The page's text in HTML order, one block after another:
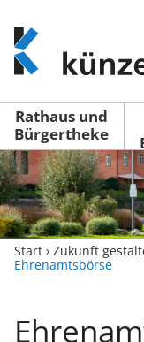
www.kuenzelsau.de
(zur
Startseite)
Rathaus und
Bürgertheke
Start › Zukunft
Ehrenamtsbörse